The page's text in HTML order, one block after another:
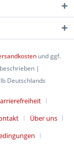
und ggf.
|
Deutschlands
Über uns